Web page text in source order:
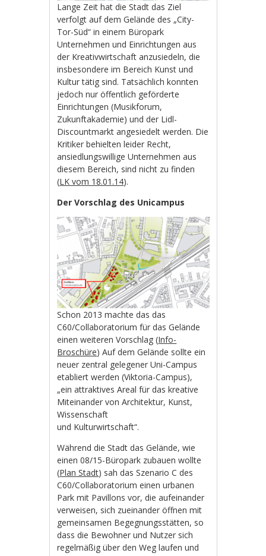
Lange Zeit hat die Stadt das Ziel
verfolgt auf dem Gelände des „City-
Tor-Süd“ in einem Büropark
Unternehmen und Einrichtungen aus
der Kreativwirtschaft anzusiedeln, die
insbesondere im Bereich Kunst und
Kultur tätig sind. Tatsächlich konnten
jedoch nur öffentlich geförderte
Einrichtungen (Musikforum,
Zukunftakademie) und der Lidl-
Discountmarkt angesiedelt werden. Die
Kritiker behielten leider Recht,
ansiedlungswillige Unternehmen aus
diesem Bereich, sind nicht zu finden
(LK vom 18.01.14).
Der Vorschlag des Unicampus
Schon 2013 machte das das
C60/Collaboratorium für das Gelände
einen weiteren Vorschlag (Info-
Broschüre) Auf dem Gelände sollte ein
neuer zentral gelegener Uni-Campus
etabliert werden (Viktoria-Campus),
„ein attraktives Areal für das kreative
Miteinander von Architektur, Kunst,
Wissenschaft
und Kulturwirtschaft“.
Während die Stadt das Gelände, wie
einen 08/15-Büropark zubauen wollte
(Plan Stadt) sah das Szenario C des
C60/Collaboratorium einen urbanen
Park mit Pavillons vor, die aufeinander
verweisen, sich zueinander öffnen mit
gemeinsamen Begegnungsstätten, so
dass die Bewohner und Nutzer sich
regelmäßig über den Weg laufen und